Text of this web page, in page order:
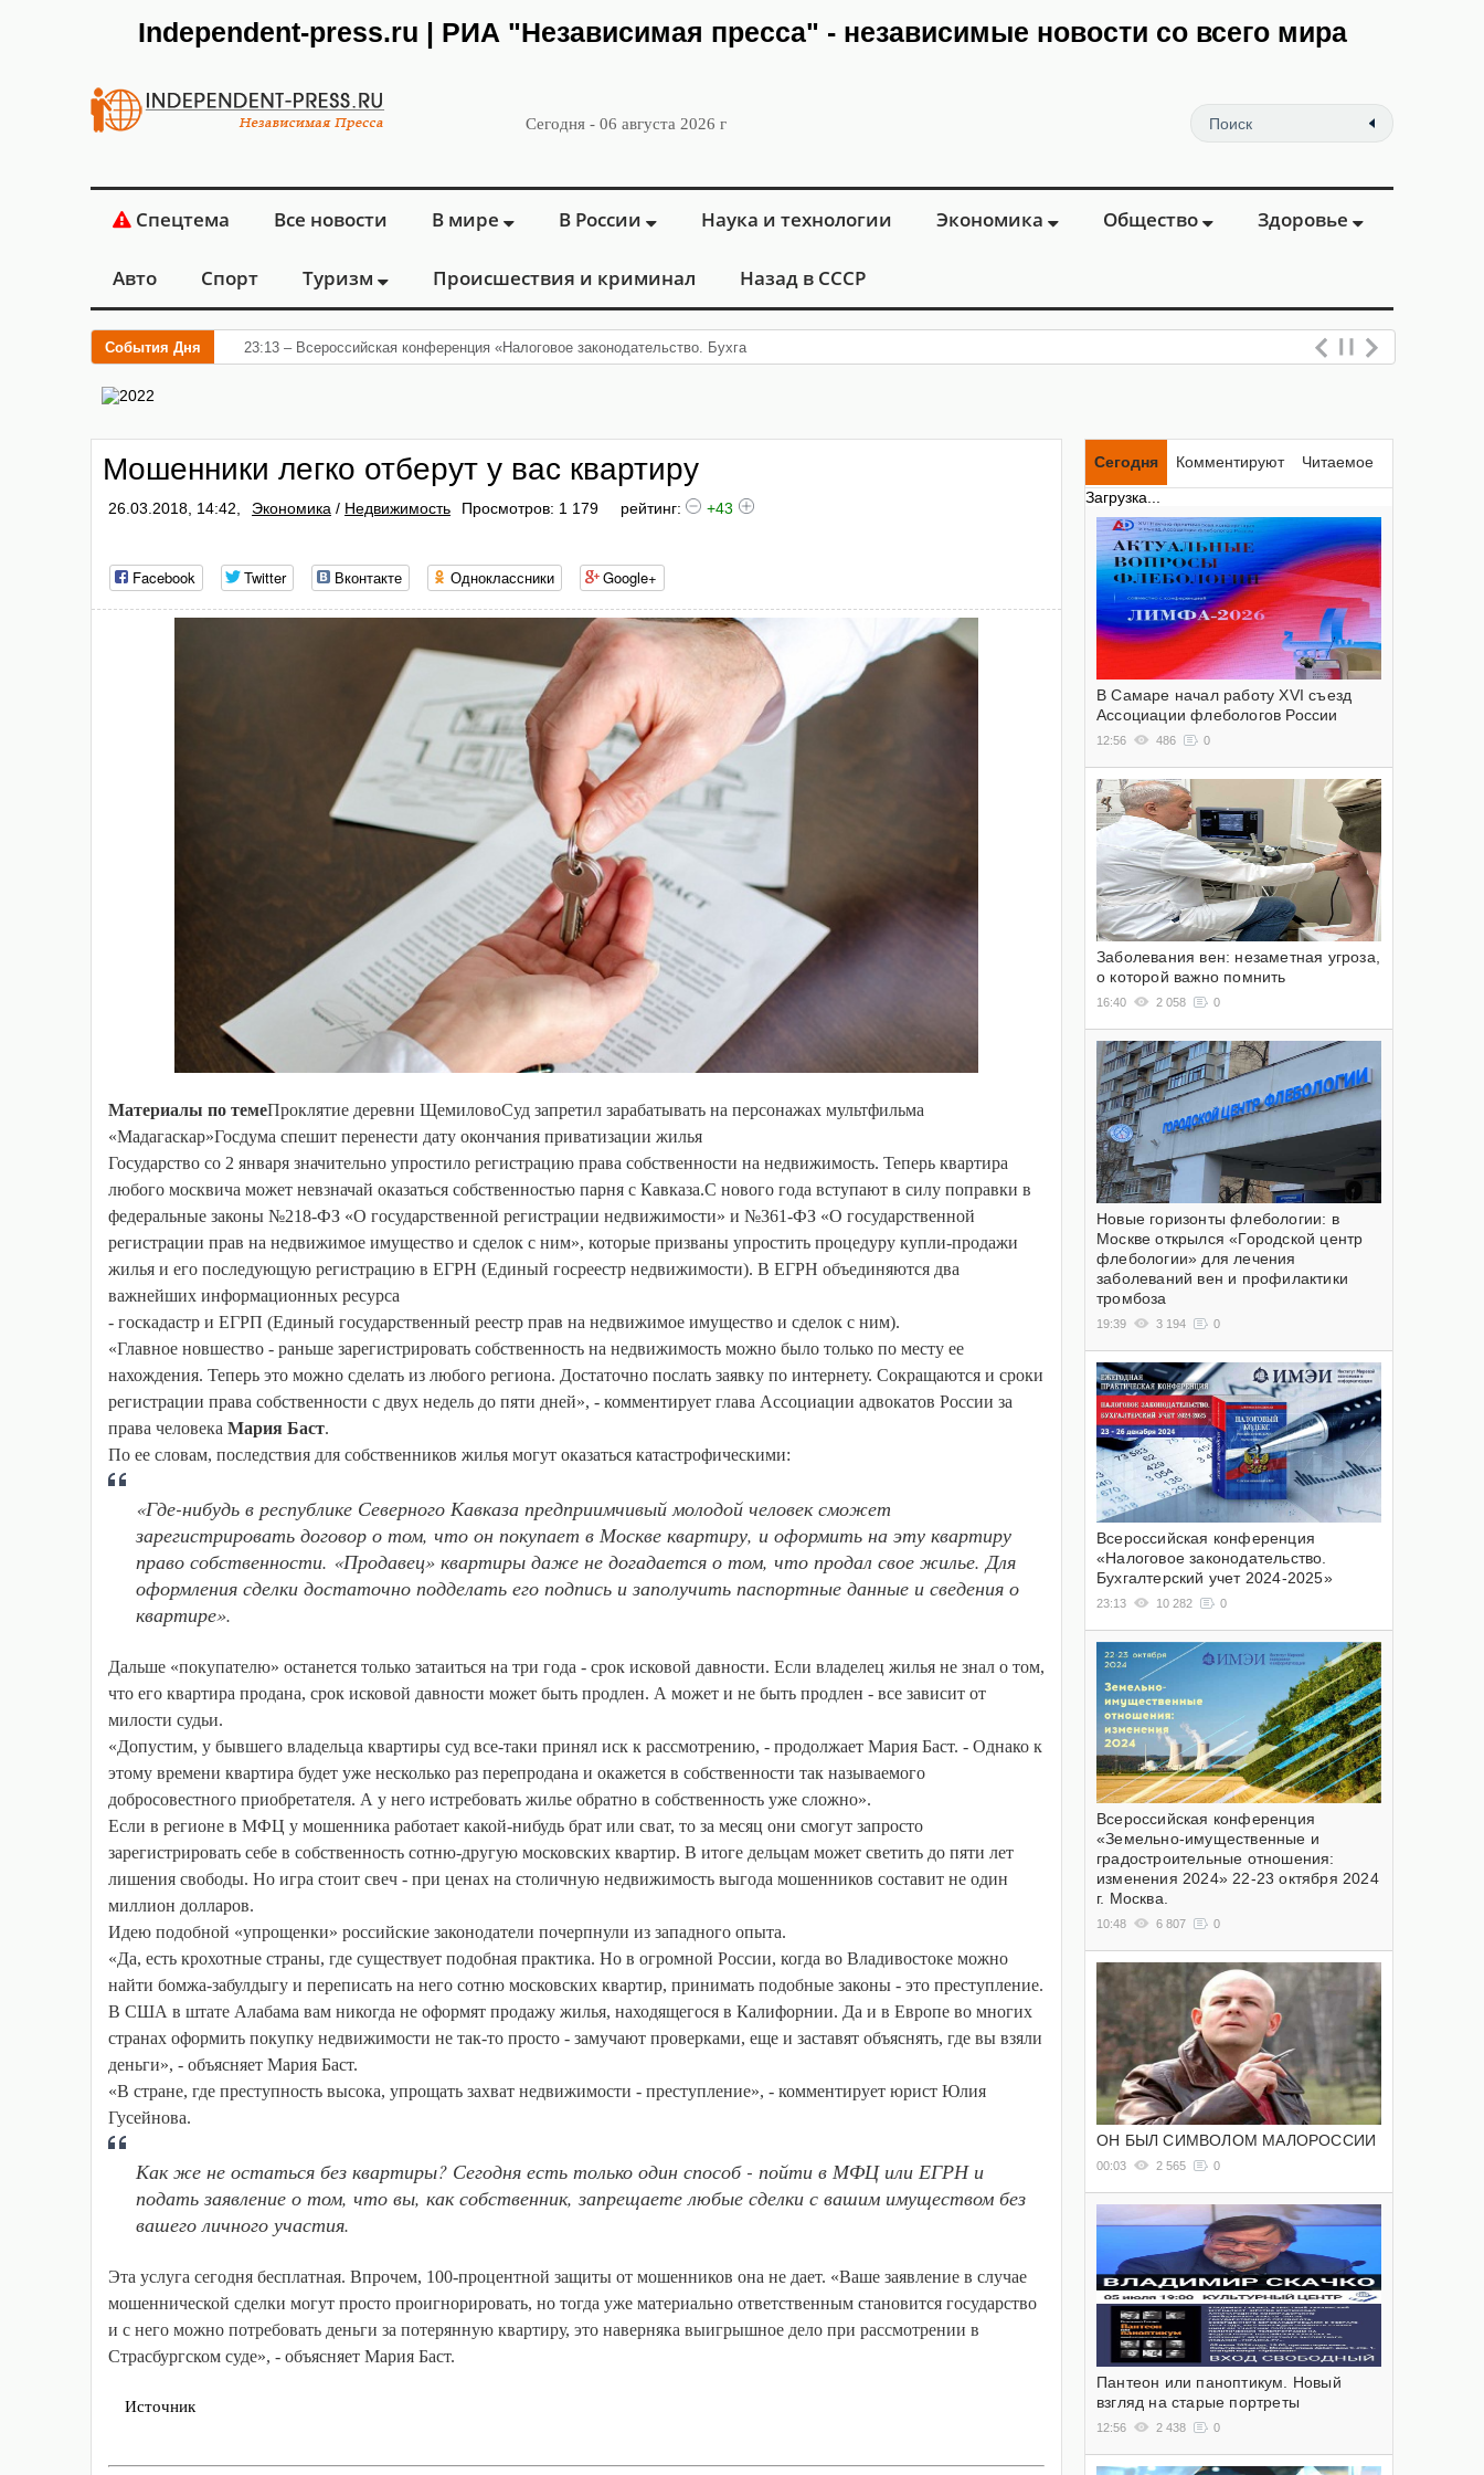
Independent-press.ru | РИА "Независимая пресса" - независимые новости со всего мира
Сегодня - 06 августа 2026 г
Спецтема Все новости В мире В России Наука и технологии Экономика Общество Здоровье
Авто Спорт Туризм Происшествия и криминал Назад в СССР
События Дня 23:13 – Всероссийская конференция «Налоговое законодательство. Бухгалтерский учет 2024-2025»
Мошенники легко отберут у вас квартиру
26.03.2018, 14:42, Экономика / Недвижимость Просмотров: 1 179 рейтинг: +43
Facebook Twitter Вконтакте Одноклассники Google+
Материалы по темеПроклятие деревни ЩемиловоСуд запретил зарабатывать на персонажах мультфильма
«Мадагаскар»Госдума спешит перенести дату окончания приватизации жилья
Государство со 2 января значительно упростило регистрацию права собственности на недвижимость. Теперь квартира
любого москвича может невзначай оказаться собственностью парня с Кавказа.С нового года вступают в силу поправки в
федеральные законы №218-ФЗ «О государственной регистрации недвижимости» и №361-ФЗ «О государственной
регистрации прав на недвижимое имущество и сделок с ним», которые призваны упростить процедуру купли-продажи
жилья и его последующую регистрацию в ЕГРН (Единый госреестр недвижимости). В ЕГРН объединяются два
важнейших информационных ресурса
- госкадастр и ЕГРП (Единый государственный реестр прав на недвижимое имущество и сделок с ним).
«Главное новшество - раньше зарегистрировать собственность на недвижимость можно было только по месту ее
нахождения. Теперь это можно сделать из любого региона. Достаточно послать заявку по интернету. Сокращаются и сроки
регистрации права собственности с двух недель до пяти дней», - комментирует глава Ассоциации адвокатов России за
права человека Мария Баст.
По ее словам, последствия для собственников жилья могут оказаться катастрофическими:
«Где-нибудь в республике Северного Кавказа предприимчивый молодой человек сможет
зарегистрировать договор о том, что он покупает в Москве квартиру, и оформить на эту квартиру
право собственности. «Продавец» квартиры даже не догадается о том, что продал свое жилье. Для
оформления сделки достаточно подделать его подпись и заполучить паспортные данные и сведения о
квартире».
Дальше «покупателю» останется только затаиться на три года - срок исковой давности. Если владелец жилья не знал о том,
что его квартира продана, срок исковой давности может быть продлен. А может и не быть продлен - все зависит от
милости судьи.
«Допустим, у бывшего владельца квартиры суд все-таки принял иск к рассмотрению, - продолжает Мария Баст. - Однако к
этому времени квартира будет уже несколько раз перепродана и окажется в собственности так называемого
добросовестного приобретателя. А у него истребовать жилье обратно в собственность уже сложно».
Если в регионе в МФЦ у мошенника работает какой-нибудь брат или сват, то за месяц они смогут запросто
зарегистрировать себе в собственность сотню-другую московских квартир. В итоге дельцам может светить до пяти лет
лишения свободы. Но игра стоит свеч - при ценах на столичную недвижимость выгода мошенников составит не один
миллион долларов.
Идею подобной «упрощенки» российские законодатели почерпнули из западного опыта.
«Да, есть крохотные страны, где существует подобная практика. Но в огромной России, когда во Владивостоке можно
найти бомжа-забулдыгу и переписать на него сотню московских квартир, принимать подобные законы - это преступление.
В США в штате Алабама вам никогда не оформят продажу жилья, находящегося в Калифорнии. Да и в Европе во многих
странах оформить покупку недвижимости не так-то просто - замучают проверками, еще и заставят объяснять, где вы взяли
деньги», - объясняет Мария Баст.
«В стране, где преступность высока, упрощать захват недвижимости - преступление», - комментирует юрист Юлия
Гусейнова.
Как же не остаться без квартиры? Сегодня есть только один способ - пойти в МФЦ или ЕГРН и
подать заявление о том, что вы, как собственник, запрещаете любые сделки с вашим имуществом без
вашего личного участия.
Эта услуга сегодня бесплатная. Впрочем, 100-процентной защиты от мошенников она не дает. «Ваше заявление в случае
мошеннической сделки могут просто проигнорировать, но тогда уже материально ответственным становится государство
и с него можно потребовать деньги за потерянную квартиру, это наверняка выигрышное дело при рассмотрении в
Страсбургском суде», - объясняет Мария Баст.
Источник
Сегодня Комментируют
Читаемое
Загрузка...
В Самаре начал работу XVI съезд
Ассоциации флебологов России
12:56 486 0
Заболевания вен: незаметная угроза,
о которой важно помнить
16:40 2 058 0
Новые горизонты флебологии: в
Москве открылся «Городской центр
флебологии» для лечения
заболеваний вен и профилактики
тромбоза
19:39 3 194 0
Всероссийская конференция
«Налоговое законодательство.
Бухгалтерский учет 2024-2025»
23:13 10 282 0
Всероссийская конференция
«Земельно-имущественные и
градостроительные отношения:
изменения 2024» 22-23 октября 2024
г. Москва.
10:48 6 807 0
ОН БЫЛ СИМВОЛОМ МАЛОРОССИИ
00:03 2 565 0
Пантеон или паноптикум. Новый
взгляд на старые портреты
12:56 2 438 0